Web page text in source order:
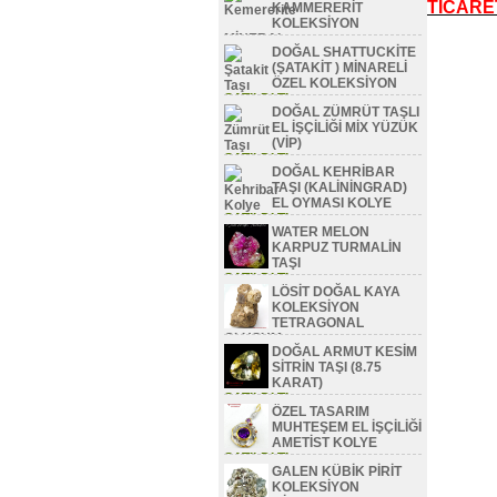
KAMMERERİT
KOLEKSİYON
MİNERAL
SATILDI TLDOĞAL SHATTUCKİTE
(ŞATAKİT ) MİNARELİ
ÖZEL KOLEKSİYON
SATILDI TL
DOĞAL ZÜMRÜT TAŞLI
EL İŞÇİLİĞİ MİX YÜZÜK
(VİP)
SATILDI TL
DOĞAL KEHRİBAR
TAŞI (KALİNİNGRAD)
EL OYMASI KOLYE
SATILDI TL
WATER MELON
KARPUZ TURMALİN
TAŞI
SATILDI TL
LÖSİT DOĞAL KAYA
KOLEKSİYON
TETRAGONAL
OLUŞUM
SATILDI TLDOĞAL ARMUT KESİM
SİTRİN TAŞI (8.75
KARAT)
SATILDI TL
ÖZEL TASARIM
MUHTEŞEM EL İŞÇİLİĞİ
AMETİST KOLYE
SATILDI TL
GALEN KÜBİK PİRİT
KOLEKSİYON